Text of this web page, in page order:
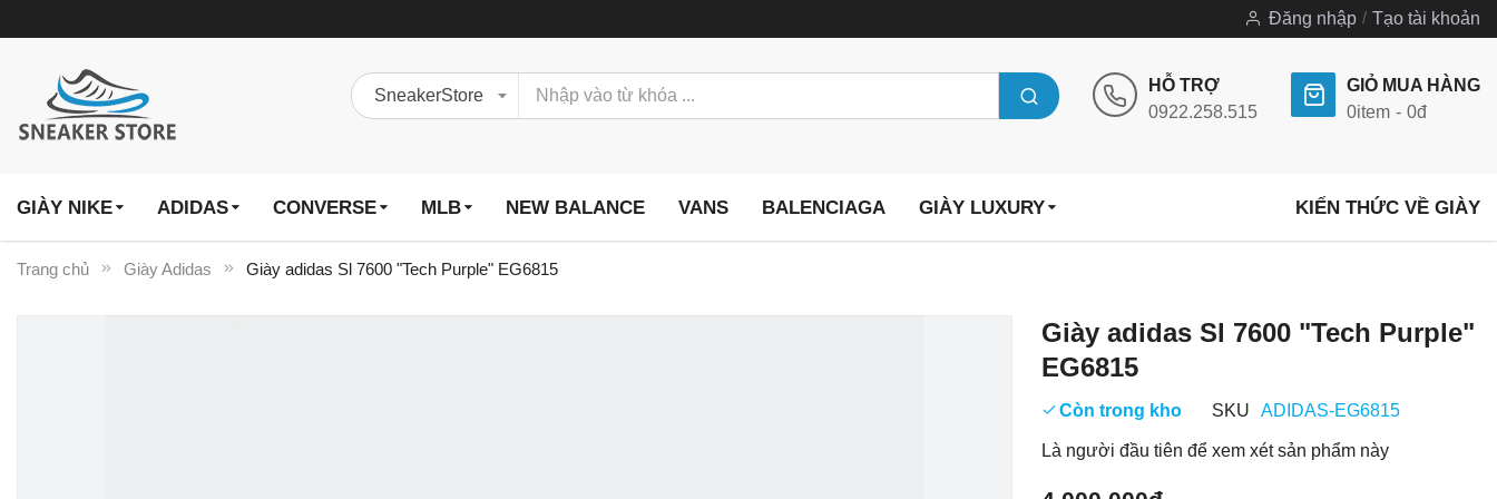
Đăng nhập Tạo tài khoản
HỖ TRỢ
0922.258.515
GIỎ MUA HÀNG
0item 0đ
GIÀY NIKE ADIDAS CONVERSE MLB NEW BALANCE VANS BALENCIAGA GIÀY LUXURY KIẾN THỨC VỀ GIÀY
Trang chủ Giày Adidas Giày adidas Sl 7600 "Tech Purple" EG6815
Giày adidas Sl 7600 "Tech Purple"
EG6815
Còn trong kho SKU ADIDAS-EG6815
Là người đầu tiên để xem xét sản phẩm này
Chuyển
phần